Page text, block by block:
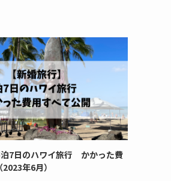
泊7日のハワイ旅行 かかった費
年6月）